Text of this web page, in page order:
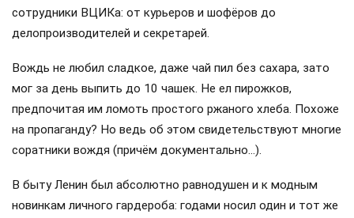
сотрудники ВЦИКа: от курьеров и шофёров до
делопроизводителей и секретарей.
Вождь не любил сладкое, даже чай пил без сахара, зато
мог за день выпить до 10 чашек. Не ел пирожков,
предпочитая им ломоть простого ржаного хлеба. Похоже
на пропаганду? Но ведь об этом свидетельствуют многие
соратники вождя (причём документально…).
В быту Ленин был абсолютно равнодушен и к модным
новинкам личного гардероба: годами носил один и тот же